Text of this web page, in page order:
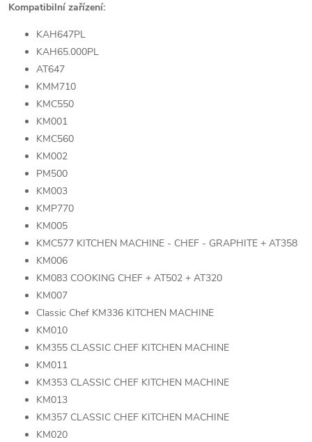
Kompatibilní zařízení:
KAH647PL
KAH65.000PL
AT647
KMM710
KMC550
KM001
KMC560
KM002
PM500
KM003
KMP770
KM005
KMC577 KITCHEN MACHINE - CHEF - GRAPHITE + AT358
KM006
KM083 COOKING CHEF + AT502 + AT320
KM007
Classic Chef KM336 KITCHEN MACHINE
KM010
KM355 CLASSIC CHEF KITCHEN MACHINE
KM011
KM353 CLASSIC CHEF KITCHEN MACHINE
KM013
KM357 CLASSIC CHEF KITCHEN MACHINE
KM020